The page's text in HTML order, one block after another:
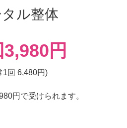
タル整体
3,980円
1回 6,480円)
円で受けられます。